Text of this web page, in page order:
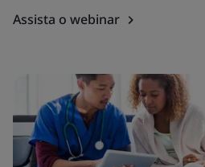
Assista o webinar